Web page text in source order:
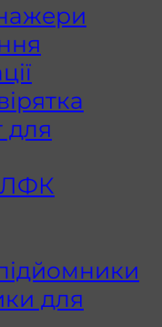
для
ЛФК
для